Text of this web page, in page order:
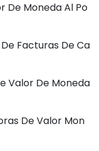
De Moneda Al Po
Facturas De Ca
Valor De Moneda
De Valor Mon